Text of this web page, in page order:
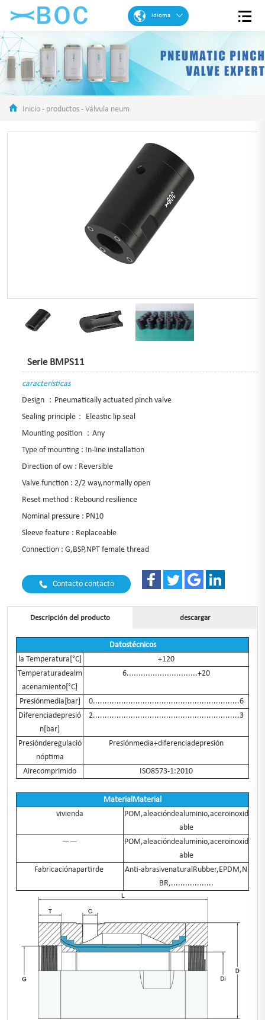
idioma
francés
español
portugués
Chinese
Inicio - productos - Válvula neum
Serie BMPS11
características
Design ：Pneumatically actuated pinch valve
Sealing principle： Eleastic lip seal
Mounting position ：Any
Type of mounting : In-line installation
Direction of ow : Reversible
Valve function : 2/2 way,normally open
Reset method : Rebound resilience
Nominal pressure : PN10
Sleeve feature : Replaceable
Connection : G,BSP,NPT female thread
Contacto contacto
Descripción del producto descargar
Datostécnicos
la Temperatura[°C]
+120
Temperaturadealm
acenamiento[°C]
6..............................+20
Presiónmedia[bar]
0..............................................................6
Diferenciadepresió
n[bar]
2..............................................................3
Presiónderegulació
nóptima
Presiónmedia+diferenciadepresión
Airecomprimido ISO8573-1:2010
MaterialMaterial
vivienda
POM,aleacióndealuminio,aceroinoxid
able
——
POM,aleacióndealuminio,aceroinoxid
able
Fabricaciónapartirde
Anti-abrasivenaturalRubber,EPDM,N
BR,..................